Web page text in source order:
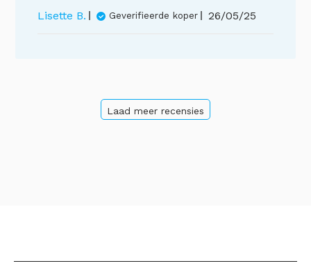
Lisette B.
Geverifieerde koper 26/05/25
Laad meer recensies